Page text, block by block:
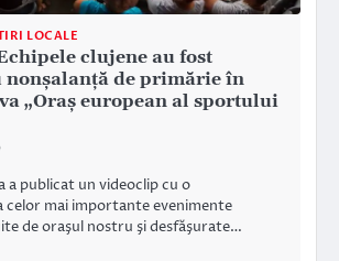
LOCALE
clujene au fost
nonşalanţă de primărie în
„Oraş european al sportului
a publicat un videoclip cu o
celor mai importante evenimente
de oraşul nostru şi desfăşurate…